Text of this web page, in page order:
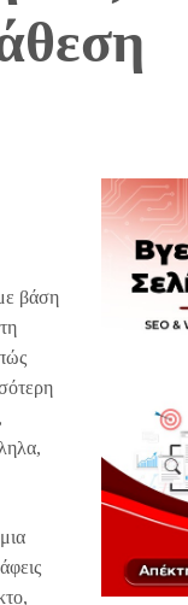
βάση